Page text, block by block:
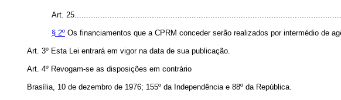
Art.
§ 2º Os financiamentos que a CPRM conceder serão realizados por intermédio de
Art. 3º Esta Lei entrará em vigor na data de sua publicação.
Art. 4º Revogam-se as disposições em contrário
Brasília, 10 de dezembro de 1976; 155º da Independência e 88º da República.